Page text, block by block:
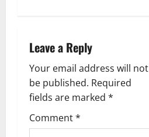
i
g
a
t
Leave a Reply
Your email address will not
be published. Required
fields are marked *
Comment*